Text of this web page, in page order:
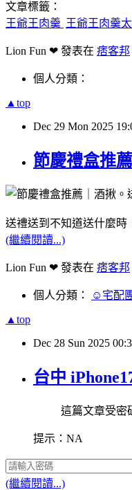
文章標籤：
王爺王肉羹 王爺王肉羹
Lion Fun ❤ 發表在 痞客邦
個人分類：
▲top
Dec 29 Mon 2025
節慶禮盒推
送禮送到不知道送什麼時
(繼續閱讀...)
Lion Fun ❤ 發表在 痞客邦
個人分類： ☺宅配
▲top
Dec 28 Sun 2025
台中
這篇文章受密
提示：NA
(繼續閱讀...)